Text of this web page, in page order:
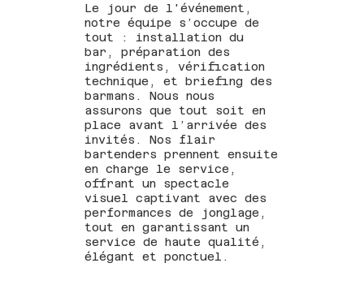
Le jour de l'événement,
notre équipe s’occupe de
tout : installation du
bar, préparation des
ingrédients, vérification
technique, et briefing des
barmans. Nous nous
assurons que tout soit en
place avant l’arrivée des
invités. Nos flair
bartenders prennent ensuite
en charge le service,
offrant un spectacle
visuel captivant avec des
performances de jonglage,
tout en garantissant un
service de haute qualité,
élégant et ponctuel.